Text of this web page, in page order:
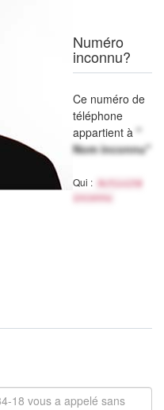
Numéro
inconnu?
Ce numéro de
téléphone
appartient à "
Nom inconnu"
Qui :
Activité
inconnu